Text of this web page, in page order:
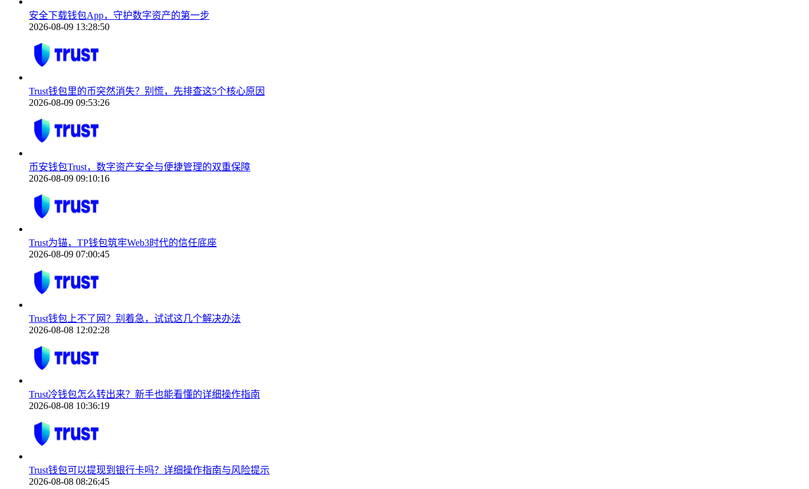
安全下载钱包App，守护数字资产的第一步
2026-08-09 13:28:50
Trust钱包里的币突然消失？别慌，先排查这5个核心原因
2026-08-09 09:53:26
币安钱包Trust，数字资产安全与便捷管理的双重保障
2026-08-09 09:10:16
Trust为锚，TP钱包筑牢Web3时代的信任底座
2026-08-09 07:00:45
Trust钱包上不了网？别着急，试试这几个解决办法
2026-08-08 12:02:28
Trust冷钱包怎么转出来？新手也能看懂的详细操作指南
2026-08-08 10:36:19
Trust钱包可以提现到银行卡吗？详细操作指南与风险提示
2026-08-08 08:26:45